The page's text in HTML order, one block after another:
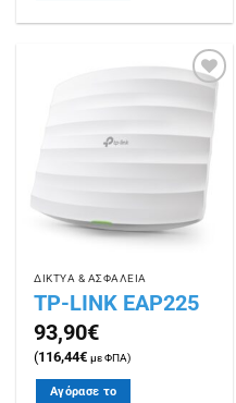
ΔΙΚΤΥΑ & ΑΣΦΑΛΕΙΑ
TP-LINK EAP225
93,90€
(116,44€ με ΦΠΑ)
Αγόρασε το